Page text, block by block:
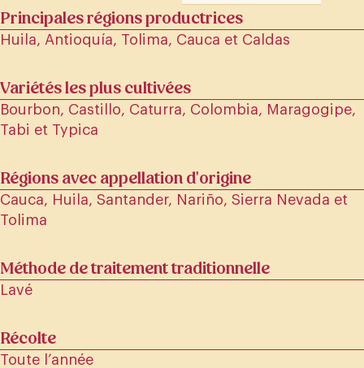
Principales régions productrices
Huila, Antioquía, Tolima, Cauca et Caldas
Variétés les plus cultivées
Bourbon, Castillo, Caturra, Colombia, Maragogipe,
Tabi et Typica
Régions avec appellation d'origine
Cauca, Huila, Santander, Nariño, Sierra Nevada et
Tolima
Méthode de traitement traditionnelle
Lavé
Récolte
Toute l’année